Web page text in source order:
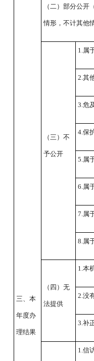
三、本
年度办
理结果
（二）部分公开
情形，不计其他
（三）不
予公开
1.属
2.其
3.危
4.保
5.属
6.属
7.属
8.属
（四）无
法提供
1.本
2.没
3.补
1.信